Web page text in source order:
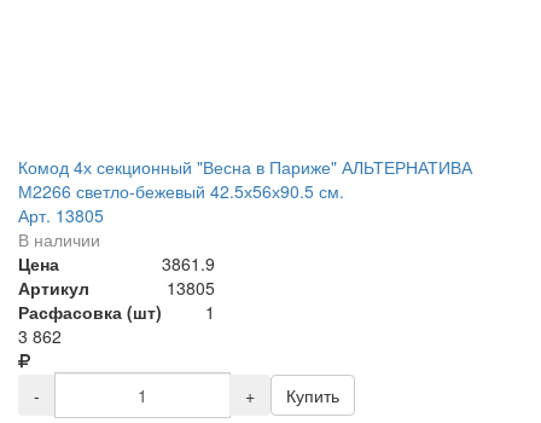
Комод 4х секционный "Весна в Париже" АЛЬТЕРНАТИВА
М2266 светло-бежевый 42.5х56х90.5 см.
Арт. 13805
В наличии
Цена
3861.9
Артикул
13805
Расфасовка (шт)
1
3 862
- + Купить